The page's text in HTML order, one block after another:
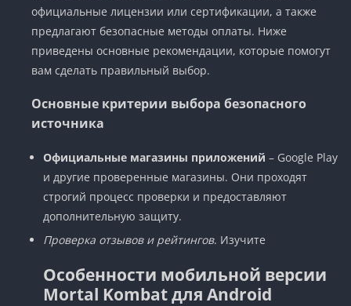
официальные лицензии или сертификации, а также
предлагают безопасные методы оплаты. Ниже
приведены основные рекомендации, которые помогут
вам сделать правильный выбор.
Основные критерии выбора безопасного
источника
Официальные магазины приложений – Google Play
и другие проверенные магазины. Они проходят
строгий процесс проверки и предоставляют
дополнительную защиту.
Проверка отзывов и рейтингов. Изучите
Особенности мобильной версии
Mortal Kombat для Android